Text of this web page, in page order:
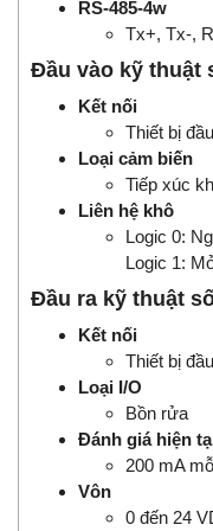
RS-485-4w
Tx+, Tx-,
Đầu vào kỹ thuật
Kết nối
Thiết bị
Loại cảm biến
Tiếp xúc
Liên hệ khô
Logic 0:
Logic 1:
Đầu ra kỹ thuật
Kết nối
Thiết bị
Loại I/O
Bồn rửa
Đánh giá hiện
200 mA
Vôn
0 đến 24